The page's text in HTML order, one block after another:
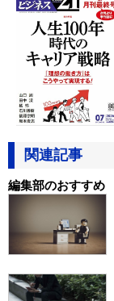
関連記事
編集部のおすすめ